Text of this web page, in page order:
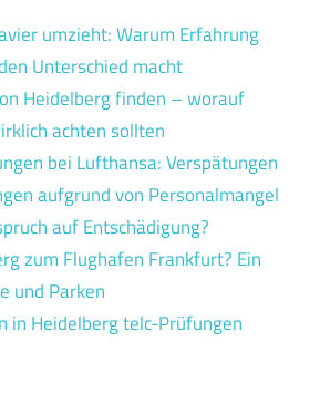
umzieht: Warum Erfahrung
Unterschied macht
Heidelberg finden – worauf
achten sollten
bei Lufthansa: Verspätungen
aufgrund von Personalmangel
auf Entschädigung?
zum Flughafen Frankfurt? Ein
und Parken
in Heidelberg telc-Prüfungen